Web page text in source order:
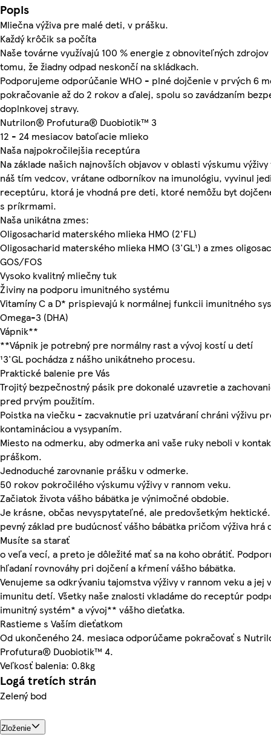
Popis
Mliečna výživa pre malé deti, v prášku.
Každý krôčik sa počíta
Naše továrne využívajú 100 % energie z obnoviteľných zdrojov
tomu, že žiadny odpad neskončí na skládkach.
Podporujeme odporúčanie WHO - plné dojčenie v prvých 6
pokračovanie až do 2 rokov a ďalej, spolu so zavádzaním
doplnkovej stravy.
Nutrilon® Profutura® Duobiotik™ 3
12 - 24 mesiacov batoľacie mlieko
Naša najpokročilejšia receptúra
Na základe našich najnovších objavov v oblasti výskumu
náš tím vedcov, vrátane odborníkov na imunológiu, vyvinul
receptúru, ktorá je vhodná pre deti, ktoré nemôžu byt
s príkrmami.
Naša unikátna zmes:
Oligosacharid materského mlieka HMO (2'FL)
Oligosacharid materského mlieka HMO (3'GL¹) a zmes
GOS/FOS
Vysoko kvalitný mliečny tuk
Živiny na podporu imunitného systému
Vitamíny C a D* prispievajú k normálnej funkcii imunitného
Omega-3 (DHA)
Vápnik**
**Vápnik je potrebný pre normálny rast a vývoj kostí u detí
¹3'GL pochádza z nášho unikátneho procesu.
Praktické balenie pre Vás
Trojitý bezpečnostný pásik pre dokonalé uzavretie a
pred prvým použitím.
Poistka na viečku - zacvaknutie pri uzatváraní chráni výživu
kontamináciou a vysypaním.
Miesto na odmerku, aby odmerka ani vaše ruky neboli v
práškom.
Jednoduché zarovnanie prášku v odmerke.
50 rokov pokročilého výskumu výživy v rannom veku.
Začiatok života vášho bábätka je výnimočné obdobie.
Je krásne, občas nevyspytateľné, ale predovšetkým
pevný základ pre budúcnosť vášho bábätka pričom výživa hrá
Musíte sa starať
o veľa vecí, a preto je dôležité mať sa na koho obrátiť.
hľadaní rovnováhy pri dojčení a kŕmení vášho bábätka.
Venujeme sa odkrývaniu tajomstva výživy v rannom veku a jej
imunitu detí. Všetky naše znalosti vkladáme do receptúr
imunitný systém* a vývoj** vášho dieťatka.
Rastieme s Vaším dieťatkom
Od ukončeného 24. mesiaca odporúčame pokračovať s
Profutura® Duobiotik™ 4.
Veľkosť balenia: 0.8kg
Logá tretích strán
Zelený bod
Zloženie